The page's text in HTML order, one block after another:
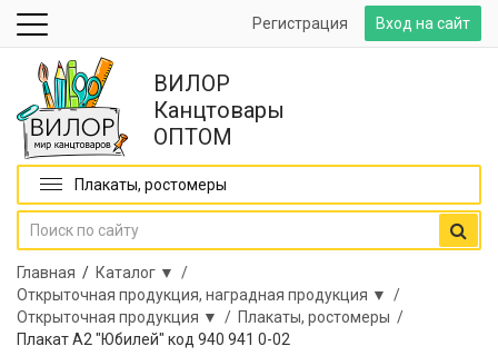
Вход на сайт
Регистрация
ВИЛОР
Канцтовары
ОПТОМ
Плакаты, ростомеры
Главная / Каталог ▼ /
Открыточная продукция, наградная продукция ▼ /
Открыточная продукция ▼ / Плакаты, ростомеры /
Плакат А2 "Юбилей" код 940 941 0-02